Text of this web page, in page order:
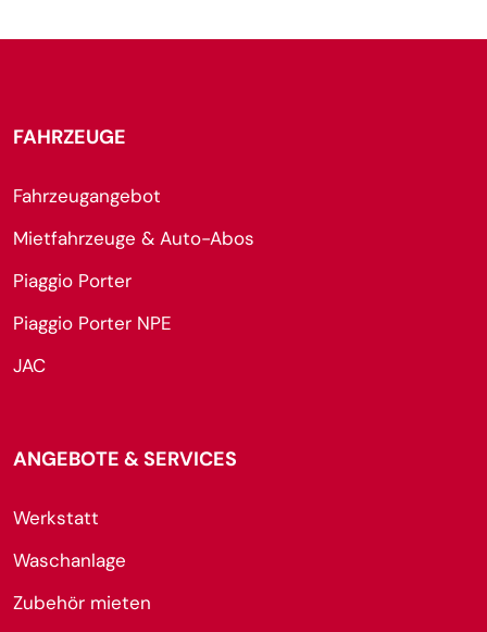
FAHRZEUGE
Fahrzeugangebot
Mietfahrzeuge & Auto-Abos
Piaggio Porter
Piaggio Porter NPE
JAC
ANGEBOTE & SERVICES
Werkstatt
Waschanlage
Zubehör mieten